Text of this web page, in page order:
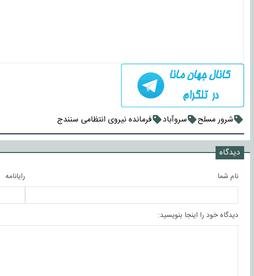
شرور مسلح سروآباد فرمانده نیروی انتظامی سنندج
دیدگاه
نام شما رایانامه
دیدگاه خود را اینجا بنویسید: